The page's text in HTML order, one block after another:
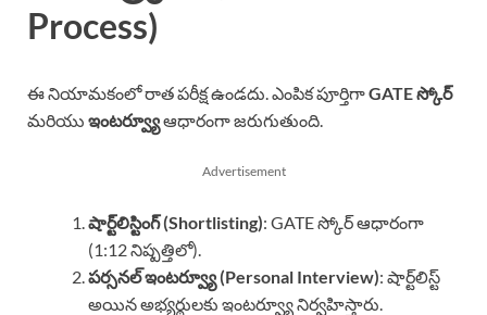
Process)
ఈ నియామకంలో రాత పరీక్ష ఉండదు. ఎంపిక పూర్తిగాGATE స్కోర్
మరియు ఇంటర్వ్యూఆధారంగా జరుగుతుంది.
Advertisement
షార్ట్‌లిస్టింగ్ (Shortlisting): GATE స్కోర్ ఆధారంగా
(1:12 నిష్పత్తిలో).
పర్సనల్ ఇంటర్వ్యూ (Personal Interview): షార్ట్‌లిస్ట్
అయిన అభ్యర్థులకు ఇంటర్వ్యూ నిర్వహిస్తారు.